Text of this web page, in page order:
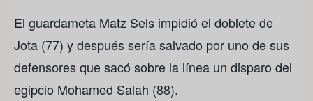
El guardameta Matz Sels impidió el doblete de
Jota (77) y después sería salvado por uno de sus
defensores que sacó sobre la línea un disparo del
egipcio Mohamed Salah (88).